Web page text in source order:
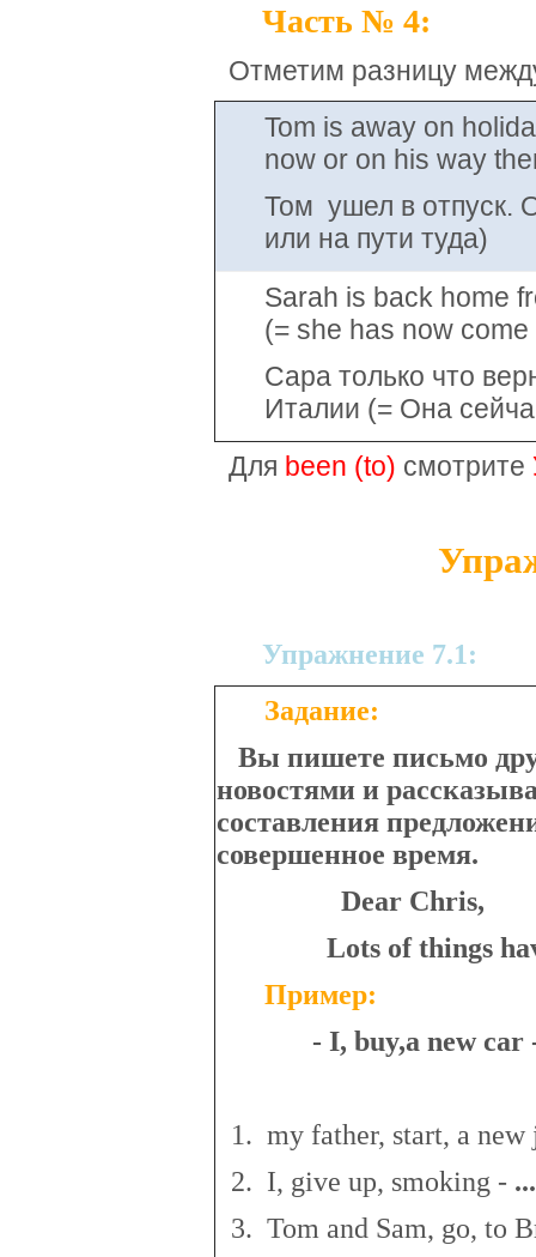
Часть № 4:
Отметим разницу
Tom is away on
now or on his way
Том ушел в отпуск.
или на пути туда)
Sarah is back home
(= she has now
Сара только что
Италии (= Она
Для been (to) смотрите
Упражнение 7.1:
Задание:
Вы пишете письмо
новостями и
составления
совершенное время.
Dear Chris,
Lots of things
Пример:
- I, buy,a new
1. my father, start, a
2. I, give up, smoking - ..
3. Tom and Sam, go, to